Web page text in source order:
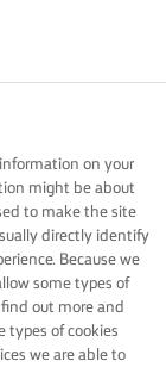
on your
might be about
to make the site
directly identify
Because we
some types of
out more and
types of cookies
we are able to